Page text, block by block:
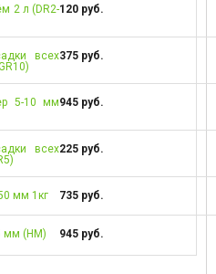
2 л (DR2-120 руб.
всех375 руб.
5-10 мм945 руб.
всех225 руб.
мм 1кг 735 руб.
мм (НМ) 945 руб.